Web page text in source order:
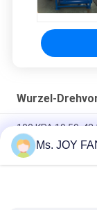
Wurzel-
100 KPA 19,59-
Roheisen-hohe
Drehvorsprungs-
DN150 Wurzeln
Ms. JOY